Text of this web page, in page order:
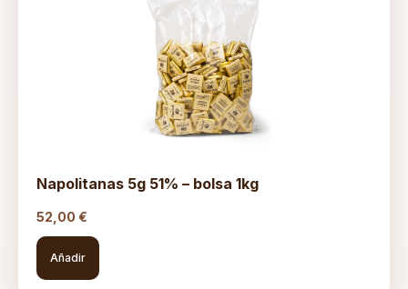
Napolitanas 5g 51% – bolsa 1kg
52,00 €
Añadir